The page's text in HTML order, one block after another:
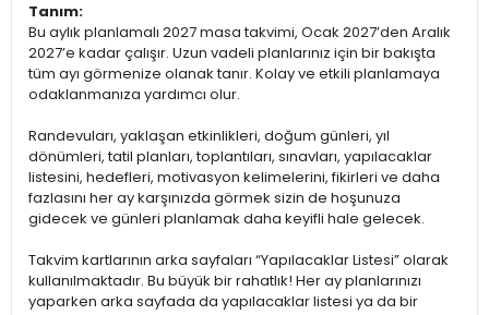
Tanım:
Bu aylık planlamalı 2027 masa takvimi, Ocak 2027’den Aralık
2027’e kadar çalışır. Uzun vadeli planlarınız için bir bakışta
tüm ayı görmenize olanak tanır. Kolay ve etkili planlamaya
odaklanmanıza yardımcı olur.
Randevuları, yaklaşan etkinlikleri, doğum günleri, yıl
dönümleri, tatil planları, toplantıları, sınavları, yapılacaklar
listesini, hedefleri, motivasyon kelimelerini, fikirleri ve daha
fazlasını her ay karşınızda görmek sizin de hoşunuza
gidecek ve günleri planlamak daha keyifli hale gelecek.
Takvim kartlarının arka sayfaları “Yapılacaklar Listesi” olarak
kullanılmaktadır. Bu büyük bir rahatlık! Her ay planlarınızı
yaparken arka sayfada da yapılacaklar listesi ya da bir